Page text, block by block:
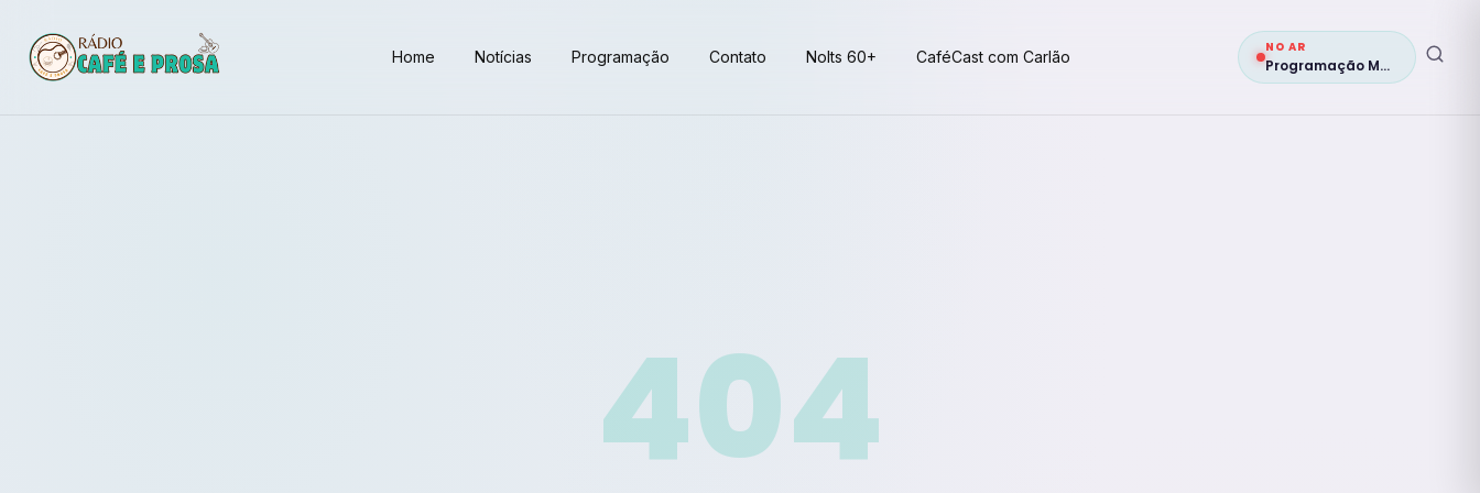
Home Notícias Programação Contato Nolts 60+ CaféCast com Carlão
NO AR
Programação Musical 2ª edição
404